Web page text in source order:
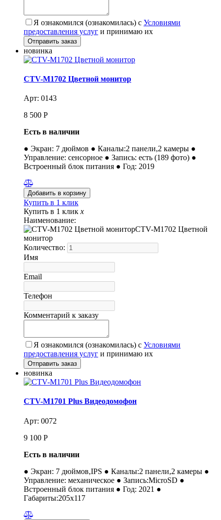
Я ознакомился (ознакомилась) с Условиями
предоставления услуг и принимаю их
новинка
CTV-M1702 Цветной монитор
Арт: 0143
8 500 Р
Есть в наличии
● Экран: 7 дюймов ● Каналы:2 панели,2 камеры ●
Управление: сенсорное ● Запись: есть (189 фото) ●
Встроенный блок питания ● Год: 2019
Купить в 1 клик
Купить в 1 клик x
Наименование:
CTV-M1702 Цветной
монитор
Количество:
Имя
Email
Телефон
Комментарий к заказу
Я ознакомился (ознакомилась) с Условиями
предоставления услуг и принимаю их
новинка
CTV-M1701 Plus Видеодомофон
Арт: 0072
9 100 Р
Есть в наличии
● Экран: 7 дюймов,IPS ● Каналы:2 панели,2 камеры ●
Управление: механическое ● Запись:MicroSD ●
Встроенный блок питания ● Год: 2021 ●
Габариты:205x117